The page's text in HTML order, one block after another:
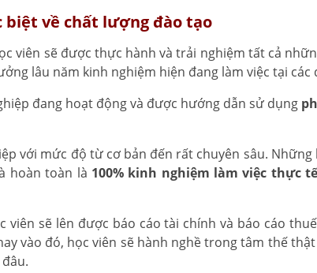
biệt về chất lượng đào tạo
viên sẽ được thực hành và trải nghiệm tất cả
lâu năm kinh nghiệm hiện đang làm việc tại các
đang hoạt động và được hướng dẫn sử dụng
với mức độ từ cơ bản đến rất chuyên sâu.
hoàn toàn là 100% kinh nghiệm làm việc thực
viên sẽ lên được báo cáo tài chính và báo cáo
vào đó, học viên sẽ hành nghề trong tâm thế